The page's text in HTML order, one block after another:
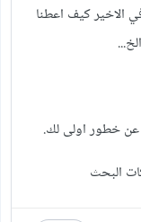
الاخير كيف اعطنا
عن خطور اولى لك.
البحث